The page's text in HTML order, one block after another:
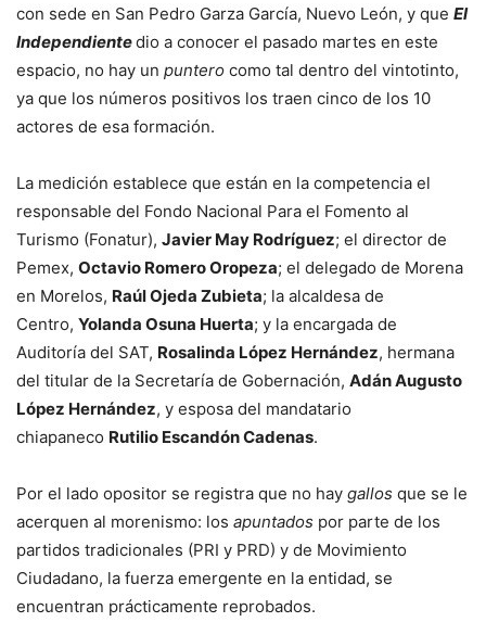
con sede en San Pedro Garza García, Nuevo León, y que El
Independientedio a conocer el pasado martes en este
espacio, no hay un puntero como tal dentro del vintotinto,
ya que los números positivos los traen cinco de los 10
actores de esa formación.
La medición establece que están en la competencia el
responsable del Fondo Nacional Para el Fomento al
Turismo (Fonatur), Javier May Rodríguez; el director de
Pemex, Octavio Romero Oropeza; el delegado de Morena
en Morelos, Raúl Ojeda Zubieta; la alcaldesa de
Centro, Yolanda Osuna Huerta; y la encargada de
Auditoría del SAT, Rosalinda López Hernández, hermana
del titular de la Secretaría de Gobernación, Adán Augusto
López Hernández, y esposa del mandatario
chiapaneco Rutilio Escandón Cadenas.
Por el lado opositor se registra que no hay gallos que se le
acerquen al morenismo: los apuntados por parte de los
partidos tradicionales (PRI y PRD) y de Movimiento
Ciudadano, la fuerza emergente en la entidad, se
encuentran prácticamente reprobados.